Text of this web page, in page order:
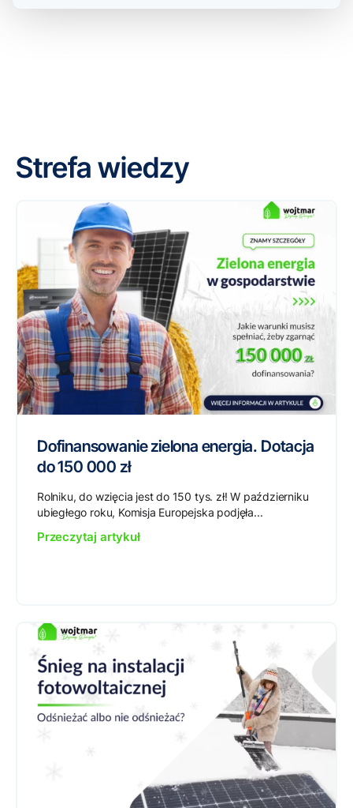
Strefa wiedzy
Dofinansowanie zielona energia. Dotacja
do 150 000 zł
Rolniku, do wzięcia jest do 150 tys. zł! W październiku
ubiegłego roku, Komisja Europejska podjęła...
Przeczytaj artykuł